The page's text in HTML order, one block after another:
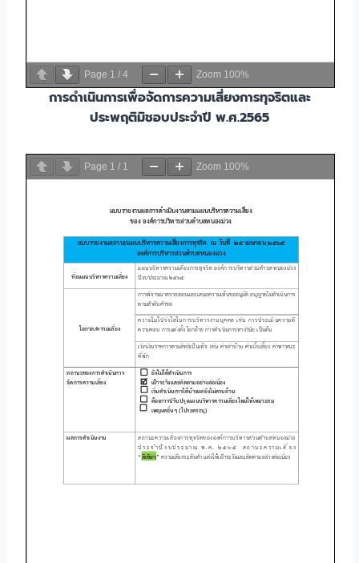
Page 1 / 4 Zoom 100%
การดำเนินการเพื่อจัดการความเสี่ยงการทุจริตและ
ประพฤติมิชอบประจำปี พ.ศ.2565
Page 1 / 1 Zoom 100%